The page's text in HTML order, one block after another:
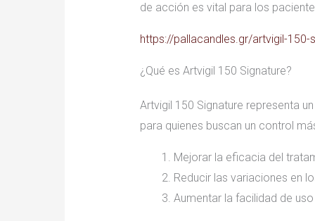
de acción es vital para los
https://pallacandles.gr/artvigil-
¿Qué es Artvigil 150 Signature?
Artvigil 150 Signature representa
para quienes buscan un control
Mejorar la eficacia del
Reducir las variaciones en
Aumentar la facilidad de